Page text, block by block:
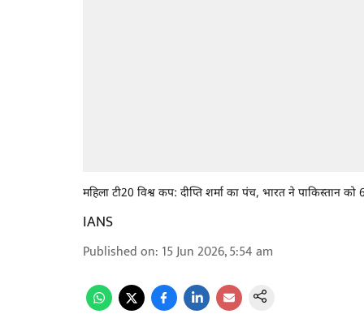
महिला टी20 विश्व कप: दीप्ति शर्मा का पंच, भारत ने पाकिस्तान को
IANS
Published on: 15 Jun 2026, 5:54 am